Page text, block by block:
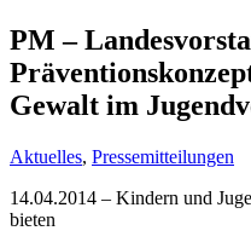
PM –
Gewalt im
Aktuelles, Pressemitteilungen
14.04.2014 – Kindern und
bieten